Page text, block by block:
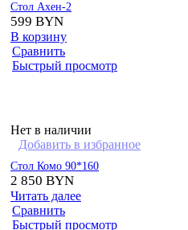
Стол Ахен-2
599 BYN
В корзину
Сравнить
Быстрый просмотр
Нет в наличии
Добавить в избранное
Стол Комо 90*160
2 850 BYN
Читать далее
Сравнить
Быстрый просмотр